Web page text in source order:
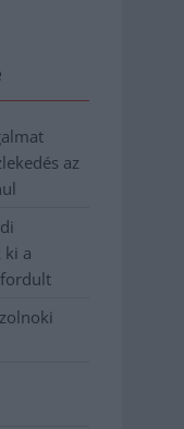
az
ki a